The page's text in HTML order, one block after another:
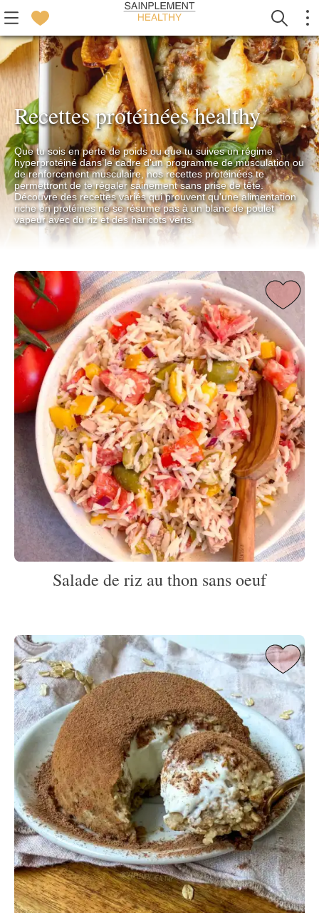
Recettes protéinées healthy
Que tu sois en perte de poids ou que tu suives un régime
hyperprotéiné dans le cadre d'un programme de musculation ou
de renforcement musculaire, nos recettes protéinées te
permettront de te régaler sainement sans prise de tête.
Découvre des recettes variés qui prouvent qu'une alimentation
riche en protéines ne se résume pas à un blanc de poulet
vapeur avec du riz et des haricots verts.
Salade de riz au thon sans oeuf